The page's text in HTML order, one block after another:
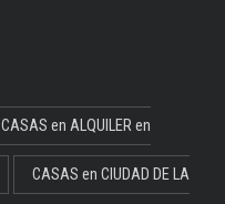
CASAS en ALQUILER en
CASAS en CIUDAD DE LA